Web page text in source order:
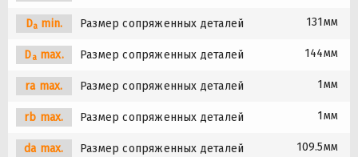
Da min. Размер сопряженных деталей 131мм
Damax. Размер сопряженных деталей 144мм
ra max. Размер сопряженных деталей 1мм
rb max. Размер сопряженных деталей 1мм
da max. Размер сопряженных деталей 109.5мм